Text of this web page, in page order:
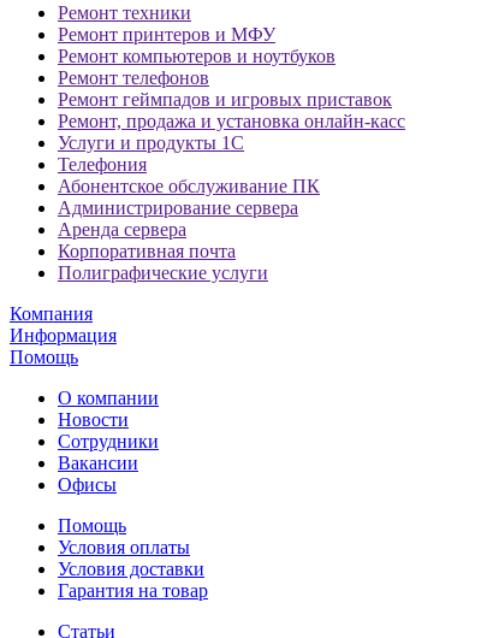
Ремонт техники
Ремонт принтеров и МФУ
Ремонт компьютеров и ноутбуков
Ремонт телефонов
Ремонт геймпадов и игровых приставок
Ремонт, продажа и установка онлайн-касс
Услуги и продукты 1С
Телефония
Абонентское обслуживание ПК
Администрирование сервера
Аренда сервера
Корпоративная почта
Полиграфические услуги
Компания
Информация
Помощь
О компании
Новости
Сотрудники
Вакансии
Офисы
Помощь
Условия оплаты
Условия доставки
Гарантия на товар
Статьи